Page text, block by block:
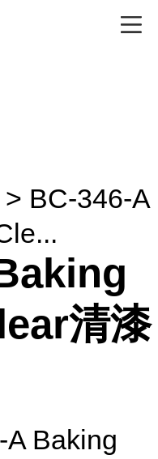
> BC-346-A
清漆
Baking